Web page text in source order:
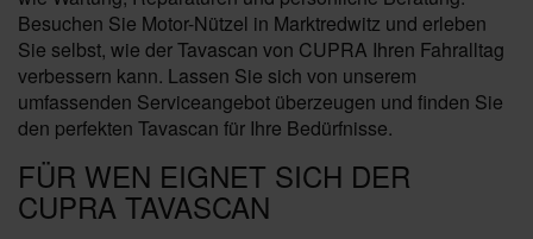
Besuchen Sie Motor-Nützel in Marktredwitz und erleben
Sie selbst, wie der Tavascan von CUPRA Ihren Fahralltag
verbessern kann. Lassen Sie sich von unserem
umfassenden Serviceangebot überzeugen und finden Sie
den perfekten Tavascan für Ihre Bedürfnisse.
FÜR WEN EIGNET SICH DER
CUPRA TAVASCAN